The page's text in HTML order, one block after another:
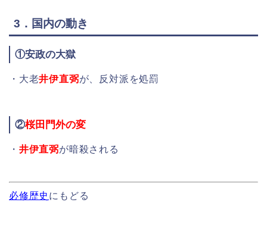
3．国内の動き
①安政の大獄
・大老井伊直弼が、反対派を処罰
②桜田門外の変
・ 井伊直弼が暗殺される
必修歴史 にもどる